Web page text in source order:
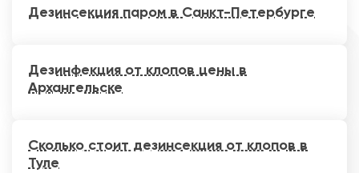
Дезинсекция паром в Санкт-Петербурге
Дезинфекция от клопов цены в
Архангельске
Сколько стоит дезинсекция от клопов в
Туле